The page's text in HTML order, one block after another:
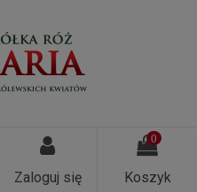
Zaloguj się
0
Koszyk